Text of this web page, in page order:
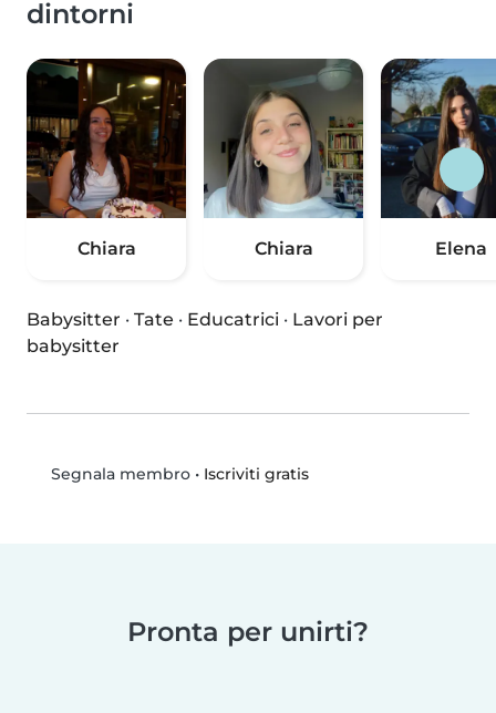
dintorni
Chiara Chiara Elena
Babysitter · Tate · Educatrici · Lavori per
babysitter
Segnala membro• Iscriviti gratis
Pronta per unirti?